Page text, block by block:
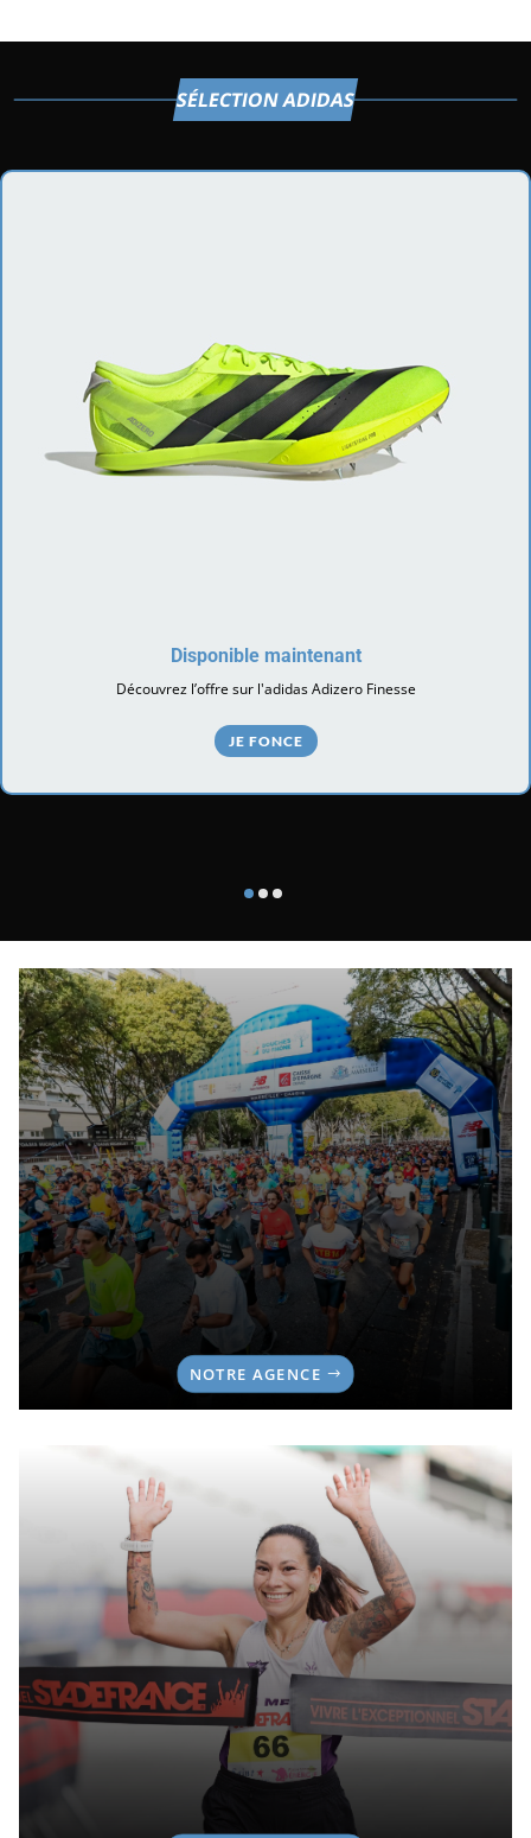
SÉLECTION ADIDAS
Disponible maintenant
Découvrez l’offre sur l'adidas Adizero Finesse
JE FONCE
NOTRE AGENCE